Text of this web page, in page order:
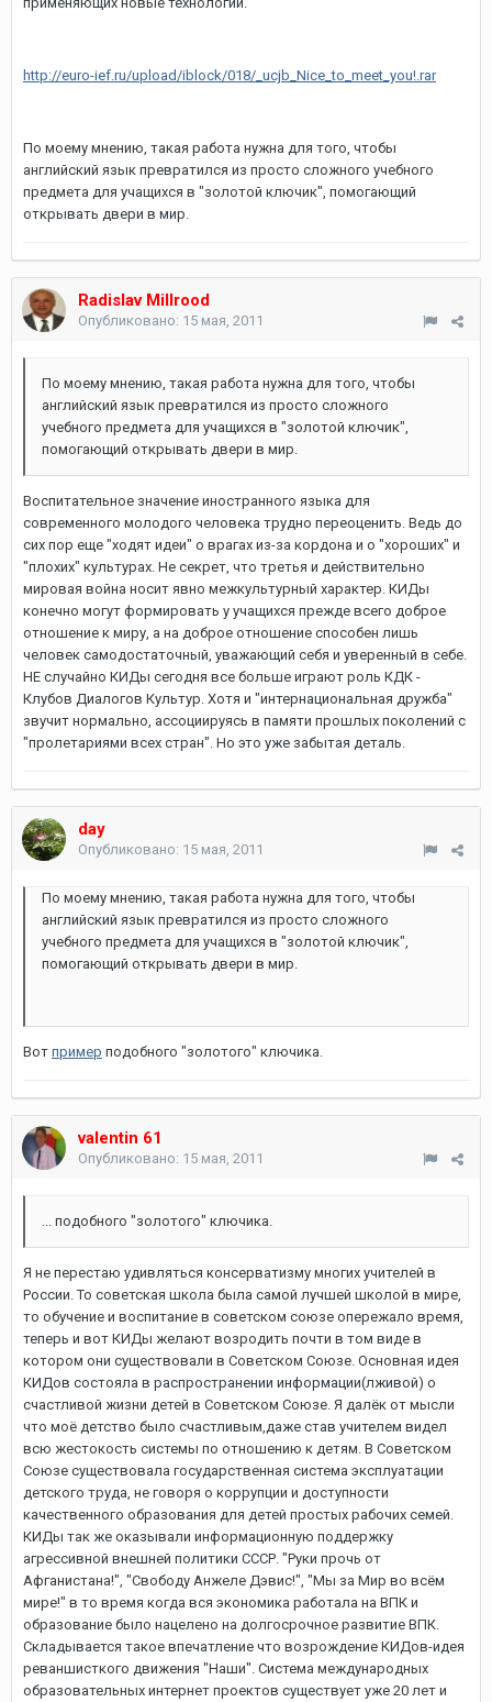
http://euro-ief.ru/upload/iblock/018/_ucjb_Nice_to_meet_you!.rar
По моему мнению, такая работа нужна для того, чтобы
английский язык превратился из просто сложного учебного
предмета для учащихся в "золотой ключик", помогающий
открывать двери в мир.
Radislav Millrood
Опубликовано: 15 мая, 2011
По моему мнению, такая работа нужна для того, чтобы
английский язык превратился из просто сложного
учебного предмета для учащихся в "золотой ключик",
помогающий открывать двери в мир.
Воспитательное значение иностранного языка для
современного молодого человека трудно переоценить. Ведь до
сих пор еще "ходят идеи" о врагах из-за кордона и о "хороших" и
"плохих" культурах. Не секрет, что третья и действительно
мировая война носит явно межкультурный характер. КИДы
конечно могут формировать у учащихся прежде всего доброе
отношение к миру, а на доброе отношение способен лишь
человек самодостаточный, уважающий себя и уверенный в себе.
НЕ случайно КИДы сегодня все больше играют роль КДК -
Клубов Диалогов Культур. Хотя и "интернациональная дружба"
звучит нормально, ассоциируясь в памяти прошлых поколений с
"пролетариями всех стран". Но это уже забытая деталь.
day
Опубликовано: 15 мая, 2011
По моему мнению, такая работа нужна для того, чтобы
английский язык превратился из просто сложного
учебного предмета для учащихся в "золотой ключик",
помогающий открывать двери в мир.
Вот пример подобного "золотого" ключика.
valentin 61
Опубликовано: 15 мая, 2011
... подобного "золотого" ключика.
Я не перестаю удивляться консерватизму многих учителей в
России. То советская школа была самой лучшей школой в мире,
то обучение и воспитание в советском союзе опережало время,
теперь и вот КИДы желают возродить почти в том виде в
котором они существовали в Советском Союзе. Основная идея
КИДов состояла в распространении информации(лживой) о
счастливой жизни детей в Советском Союзе. Я далёк от мысли
что моё детство было счастливым,даже став учителем видел
всю жестокость системы по отношению к детям. В Советском
Союзе существовала государственная система эксплуатации
детского труда, не говоря о коррупции и доступности
качественного образования для детей простых рабочих семей.
КИДы так же оказывали информационную поддержку
агрессивной внешней политики СССР. "Руки прочь от
Афганистана!", "Свободу Анжеле Дэвис!", "Мы за Мир во всём
мире!" в то время когда вся экономика работала на ВПК и
образование было нацелено на долгосрочное развитие ВПК.
Складывается такое впечатление что возрождение КИДов-идея
реваншисткого движения "Наши". Система международных
образовательных интернет проектов существует уже 20 лет и